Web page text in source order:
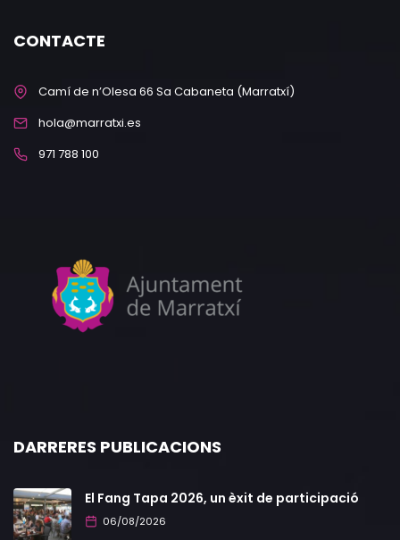
CONTACTE
Camí de n’Olesa 66 Sa Cabaneta (Marratxí)
hola@marratxi.es
971 788 100
DARRERES PUBLICACIONS
El Fang Tapa 2026, un èxit de participació
06/08/2026